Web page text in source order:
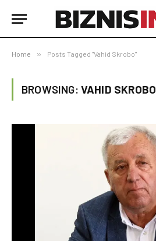
Home » Posts Tagged "Vahid Skrobo"
BROWSING: VAHID SKROBO